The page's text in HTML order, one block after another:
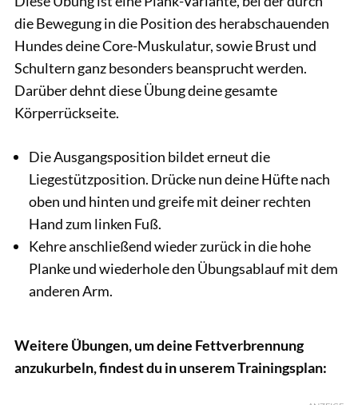
die Bewegung in die Position des herabschauenden
Hundes deine Core-Muskulatur, sowie Brust und
Schultern ganz besonders beansprucht werden.
Darüber dehnt diese Übung deine gesamte
Körperrückseite.
Die Ausgangsposition bildet erneut die
Liegestützposition. Drücke nun deine Hüfte nach
oben und hinten und greife mit deiner rechten
Hand zum linken Fuß.
Kehre anschließend wieder zurück in die hohe
Planke und wiederhole den Übungsablauf mit dem
anderen Arm.
Weitere Übungen, um deine Fettverbrennung
anzukurbeln, findest du in unserem Trainingsplan: